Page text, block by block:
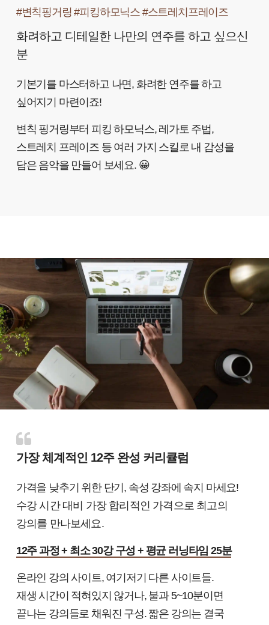
#변칙핑거링 #피킹하모닉스 #스트레치프레이즈
화려하고 디테일한 나만의 연주를 하고 싶으신
분
기본기를 마스터하고 나면, 화려한 연주를 하고
싶어지기 마련이죠!
변칙 핑거링부터 피킹 하모닉스, 레가토 주법,
스트레치 프레이즈 등 여러 가지 스킬로 내 감성을
담은 음악을 만들어 보세요. 😀
가장 체계적인 12주 완성 커리큘럼
가격을 낮추기 위한 단기, 속성 강좌에 속지 마세요!
수강 시간 대비 가장 합리적인 가격으로 최고의
강의를 만나보세요.
12주 과정 + 최소 30강 구성 + 평균 러닝타임 25분
온라인 강의 사이트, 여기저기 다른 사이트들.
재생 시간이 적혀있지 않거나, 불과 5~10분이면
끝나는 강의들로 채워진 구성. 짧은 강의는 결국